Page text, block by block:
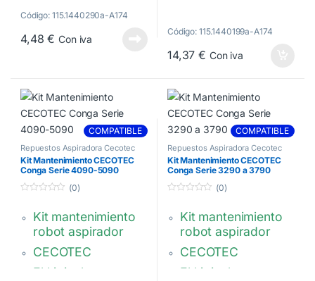
Código: 115.1440290a-A174
4,48€ Con iva
Serie 990 – 1190
Código: 115.1440199a-A174
14,37€ Con iva
COMPATIBLE
Repuestos Aspiradora Cecotec
Kit Mantenimiento CECOTEC
Conga Serie 4090-5090
e
(0)
Kit mantenimiento
robot aspirador
CECOTEC
El kit incluye:
COMPATIBLE
Repuestos Aspiradora Cecotec
Kit Mantenimiento CECOTEC
Conga Serie 3290 a 3790
e
(0)
Kit mantenimiento
robot aspirador
CECOTEC
El kit incluye: